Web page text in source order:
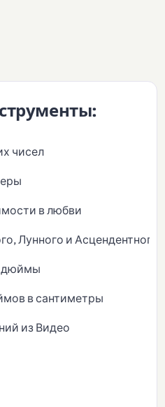
чисел
в любви
Лунного и Асцендентного
дюймы
в сантиметры
из Видео